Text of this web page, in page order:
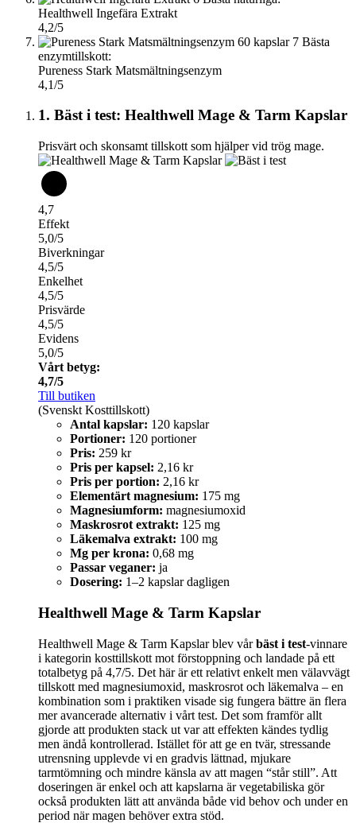
Healthwell Ingefära Extrakt
4,2/5
7 Bästa
enzymtillskott:
Pureness Stark Matsmältningsenzym
4,1/5
1. Bäst i test: Healthwell Mage & Tarm Kapslar
Prisvärt och skonsamt tillskott som hjälper vid trög mage.
4,7
Effekt
5,0/5
Biverkningar
4,5/5
Enkelhet
4,5/5
Prisvärde
4,5/5
Evidens
5,0/5
Vårt betyg:
4,7/5
Till butiken
(Svenskt Kosttillskott)
Antal kapslar: 120 kapslar
Portioner: 120 portioner
Pris: 259 kr
Pris per kapsel: 2,16 kr
Pris per portion: 2,16 kr
Elementärt magnesium: 175 mg
Magnesiumform: magnesiumoxid
Maskrosrot extrakt: 125 mg
Läkemalva extrakt: 100 mg
Mg per krona: 0,68 mg
Passar veganer: ja
Dosering: 1–2 kapslar dagligen
Healthwell Mage & Tarm Kapslar
Healthwell Mage & Tarm Kapslar blev vårbäst i test-vinnare
i kategorin kosttillskott mot förstoppning och landade på ett
totalbetyg på 4,7/5. Det här är ett relativt enkelt men välavvägt
tillskott med magnesiumoxid, maskrosrot och läkemalva – en
kombination som i praktiken visade sig fungera bättre än flera
mer avancerade alternativ i vårt test. Det som framför allt
gjorde att produkten stack ut var att effekten kändes tydlig
men ändå kontrollerad. Istället för att ge en tvär, stressande
utrensning upplevde vi en gradvis lättnad, mjukare
tarmtömning och mindre känsla av att magen “står still”. Att
doseringen är enkel och att kapslarna är vegetabiliska gör
också produkten lätt att använda både vid behov och under en
period när magen behöver extra stöd.